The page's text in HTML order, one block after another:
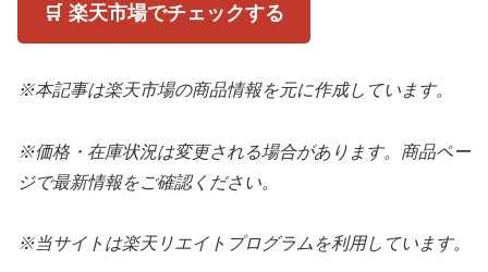
🛒 楽天市場でチェックする
※本記事は楽天市場の商品情報を元に作成しています。
※価格・在庫状況は変更される場合があります。商品ペー
ジで最新情報をご確認ください。
※当サイトは楽天リエイトプログラムを利用しています。